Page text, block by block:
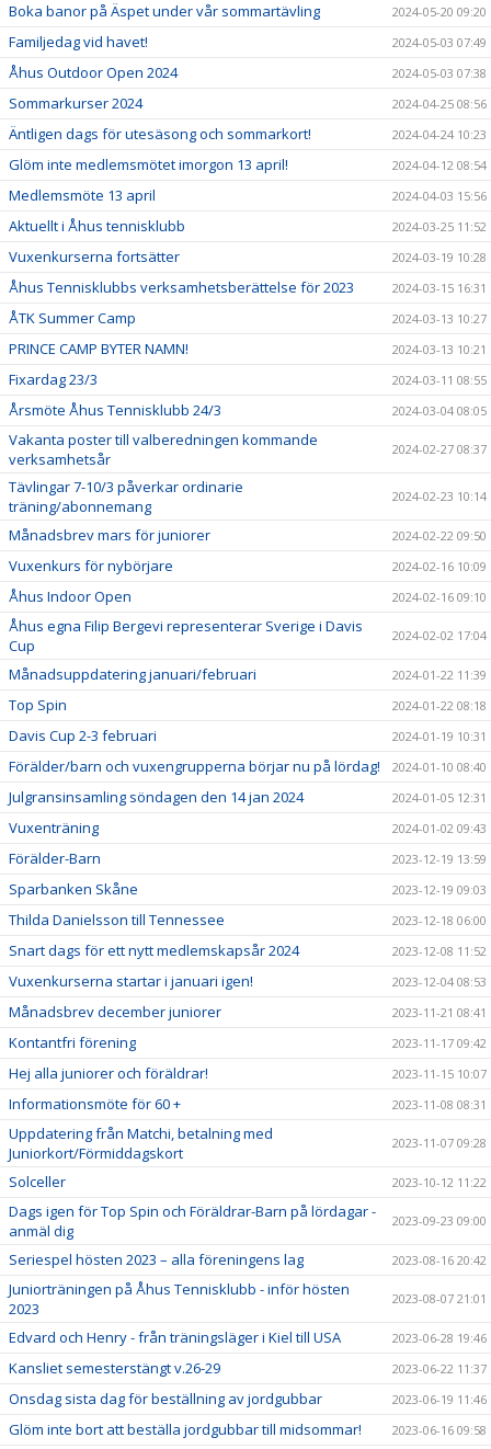
Boka banor på Äspet under vår sommartävling 2024-05-20 09:20
Familjedag vid havet! 2024-05-03 07:49
Åhus Outdoor Open 2024 2024-05-03 07:38
Sommarkurser 2024 2024-04-25 08:56
Äntligen dags för utesäsong och sommarkort! 2024-04-24 10:23
Glöm inte medlemsmötet imorgon 13 april! 2024-04-12 08:54
Medlemsmöte 13 april 2024-04-03 15:56
Aktuellt i Åhus tennisklubb 2024-03-25 11:52
Vuxenkurserna fortsätter 2024-03-19 10:28
Åhus Tennisklubbs verksamhetsberättelse för 2023 2024-03-15 16:31
ÅTK Summer Camp 2024-03-13 10:27
PRINCE CAMP BYTER NAMN! 2024-03-13 10:21
Fixardag 23/3 2024-03-11 08:55
Årsmöte Åhus Tennisklubb 24/3 2024-03-04 08:05
Vakanta poster till valberedningen kommande
verksamhetsår
2024-02-27 08:37
Tävlingar 7-10/3 påverkar ordinarie
träning/abonnemang
2024-02-23 10:14
Månadsbrev mars för juniorer 2024-02-22 09:50
Vuxenkurs för nybörjare 2024-02-16 10:09
Åhus Indoor Open 2024-02-16 09:10
Åhus egna Filip Bergevi representerar Sverige i Davis
Cup
2024-02-02 17:04
Månadsuppdatering januari/februari 2024-01-22 11:39
Top Spin 2024-01-22 08:18
Davis Cup 2-3 februari 2024-01-19 10:31
Förälder/barn och vuxengrupperna börjar nu på lördag! 2024-01-10 08:40
Julgransinsamling söndagen den 14 jan 2024 2024-01-05 12:31
Vuxenträning 2024-01-02 09:43
Förälder-Barn 2023-12-19 13:59
Sparbanken Skåne 2023-12-19 09:03
Thilda Danielsson till Tennessee 2023-12-18 06:00
Snart dags för ett nytt medlemskapsår 2024 2023-12-08 11:52
Vuxenkurserna startar i januari igen! 2023-12-04 08:53
Månadsbrev december juniorer 2023-11-21 08:41
Kontantfri förening 2023-11-17 09:42
Hej alla juniorer och föräldrar! 2023-11-15 10:07
Informationsmöte för 60 + 2023-11-08 08:31
Uppdatering från Matchi, betalning med
Juniorkort/Förmiddagskort
2023-11-07 09:28
Solceller 2023-10-12 11:22
Dags igen för Top Spin och Föräldrar-Barn på lördagar -
anmäl dig
2023-09-23 09:00
Seriespel hösten 2023 – alla föreningens lag 2023-08-16 20:42
Juniorträningen på Åhus Tennisklubb - inför hösten
2023
2023-08-07 21:01
Edvard och Henry - från träningsläger i Kiel till USA 2023-06-28 19:46
Kansliet semesterstängt v.26-29 2023-06-22 11:37
Onsdag sista dag för beställning av jordgubbar 2023-06-19 11:46
Glöm inte bort att beställa jordgubbar till midsommar! 2023-06-16 09:58